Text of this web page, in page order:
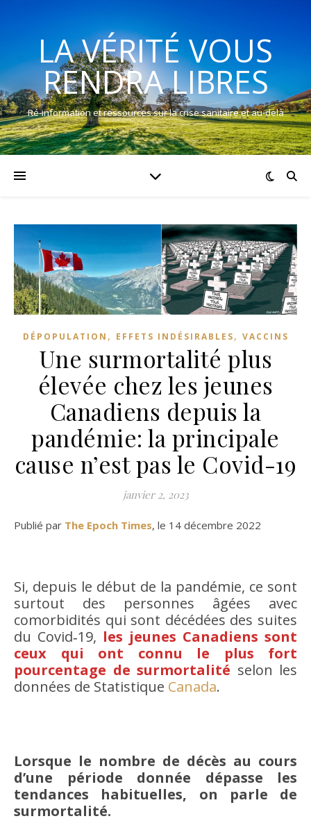
LA VÉRITÉ VOUS
RENDRA LIBRES
Ré-information et ressources sur la crise sanitaire et au-delà
DÉPOPULATION , EFFETS INDÉSIRABLES, VACCINS
Une surmortalité plus
élevée chez les jeunes
Canadiens depuis la
pandémie: la principale
cause n’est pas le Covid-19
janvier 2, 2023
Publié par The Epoch Times, le 14 décembre 2022
Si, depuis le début de la pandémie, ce sont
surtout des personnes âgées avec
comorbidités qui sont décédées des suites
du Covid‑19, les jeunes Canadiens sont
ceux qui ont connu le plus fort
pourcentage de surmortalité selon les
données de Statistique Canada.
Lorsque le nombre de décès au cours
d’une période donnée dépasse les
tendances habituelles, on parle de
surmortalité.